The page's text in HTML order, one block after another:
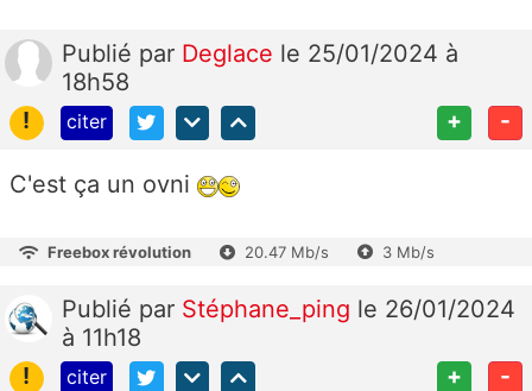
Publié par Deglace le 25/01/2024 à
18h58
!
citer + -
C'est ça un ovni
Freebox révolution 20.47 Mb/s 3 Mb/s
Publié par Stéphane_ping le 26/01/2024
à 11h18
!
citer + -